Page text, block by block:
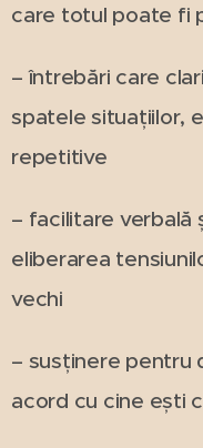
care totul poate fi
– întrebări care
spatele situațiilor,
repetitive
– facilitare verbală
eliberarea
vechi
– susținere pentru
acord cu cine ești